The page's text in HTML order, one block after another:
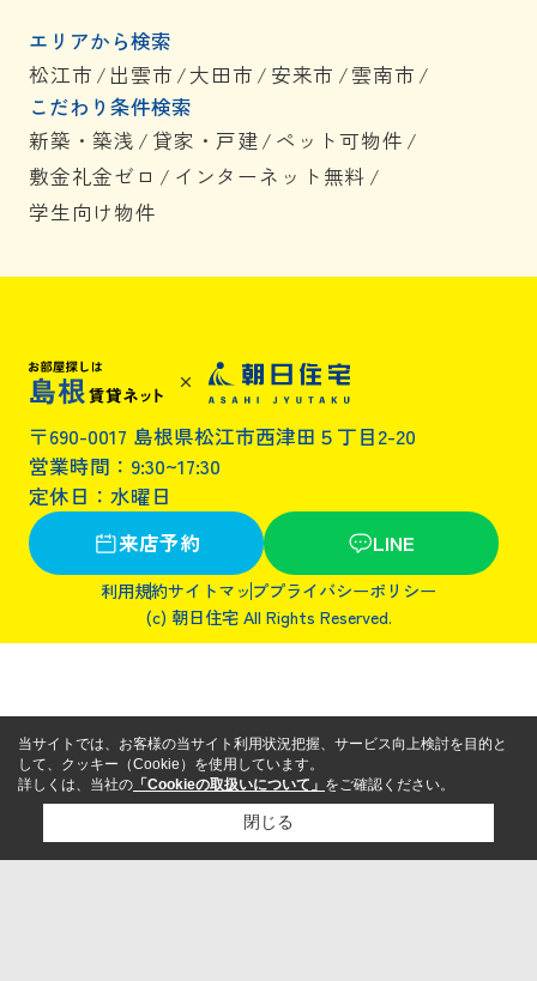
エリアから検索
松江市 / 出雲市 /大田市 / 安来市 /雲南市 /
こだわり条件検索
新築・築浅 / 貸家・戸建/ ペット可物件 /
敷金礼金ゼロ / インターネット無料 /
学生向け物件
〒690-0017 島根県松江市西津田５丁目2-20
営業時間：9:30~17:30
定休日：水曜日
来店予約
LINE
利用規約サイトマッププライバシーポリシー
(c) 朝日住宅 All Rights Reserved.
当サイトでは、お客様の当サイト利用状況把握、サービス向上検討を目的と
して、クッキー（Cookie）を使用しています。
詳しくは、当社の 「Cookieの取扱いについて」 をご確認ください。
閉じる